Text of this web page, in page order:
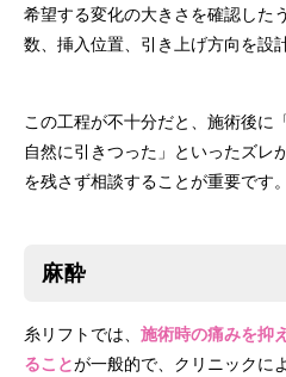
希望する変化の大きさを確認した
数、挿入位置、引き上げ方向を設
この工程が不十分だと、施術後に
自然に引きつった」といったズレ
を残さず相談することが重要です。
麻酔
糸リフトでは、 施術時の痛みを抑
ることが一般的で、クリニックに